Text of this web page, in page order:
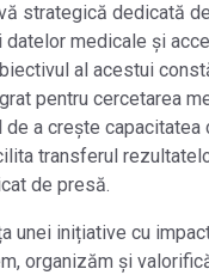
strategică dedicată
medicale și
al acestui
pentru cercetarea
de a crește
transferul
de presă.
unei inițiative cu
organizăm și